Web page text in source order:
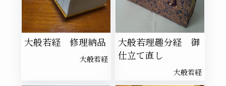
大般若経 修理納品
大般若経
大般若理趣分経 御
仕立て直し
大般若経